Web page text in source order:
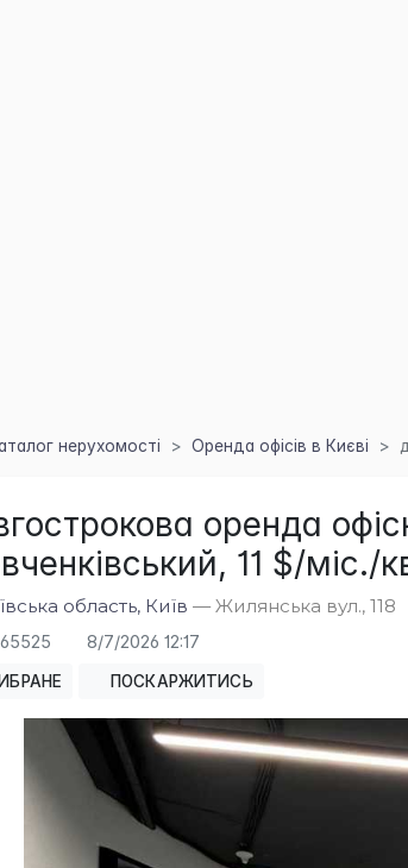
нерухомості Оренда офісів в Києві
оренда
11 $/міс./
область, Київ — Жилянська вул., 118
8/7/2026 12:17
ПОСКАРЖИТИСЬ